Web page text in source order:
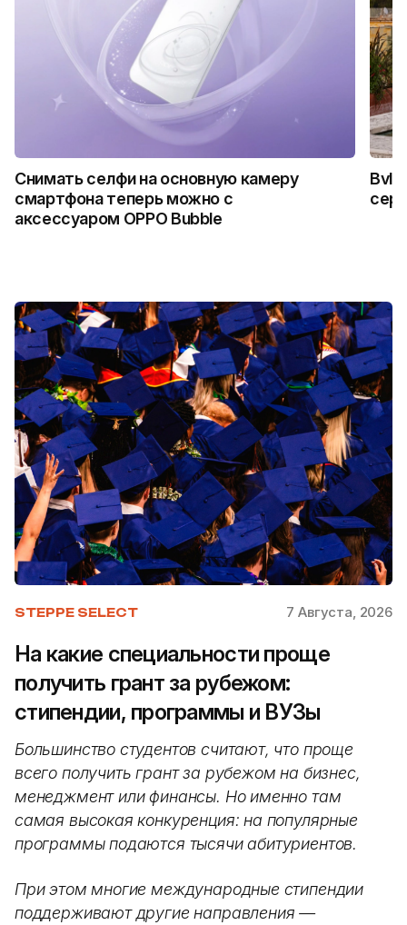
Снимать селфи на основную камеру
смартфона теперь можно с
аксессуаром OPPO Bubble
STEPPE SELECT 7 Августа, 2026
На какие специальности проще
получить грант за рубежом:
стипендии, программы и ВУЗы
Большинство студентов считают, что проще
всего получить грант за рубежом на бизнес,
менеджмент или финансы. Но именно там
самая высокая конкуренция: на популярные
программы подаются тысячи абитуриентов.
При этом многие международные стипендии
поддерживают другие направления —